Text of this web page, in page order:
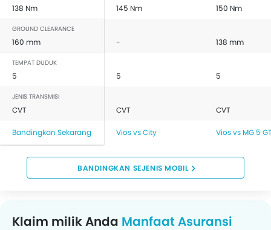
Pengingat Pemakaian Sabuk Pengaman
Pengingat Pintu Terbuka
Pelindung Benturan Depan
Tanki Bahan Bakar Diletakkan di Tengah
Adjustable Headlights
Kaca spion elektrik
Spion Lipat Elektrik
Odometer Digital
138 Nm 145 Nm 150 Nm
GROUND CLEARANCE
160 mm - 138 mm
TEMPAT DUDUK
5 5 5
JENIS TRANSMISI
CVT CVT CVT
Bandingkan Sekarang Vios vs City Vios vs MG 5 GT
BANDINGKAN SEJENIS MOBIL
Klaim milik Anda Manfaat Asuransi